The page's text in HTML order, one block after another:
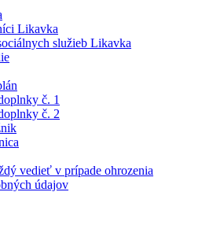
Likavka
služieb Likavka
č. 1
č. 2
vedieť v prípade ohrozenia
údajov